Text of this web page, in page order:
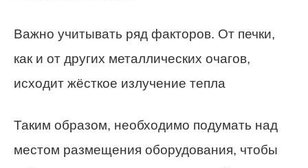
Важно учитывать ряд факторов. От печки,
как и от других металлических очагов,
исходит жёсткое излучение тепла
Таким образом, необходимо подумать над
местом размещения оборудования, чтобы